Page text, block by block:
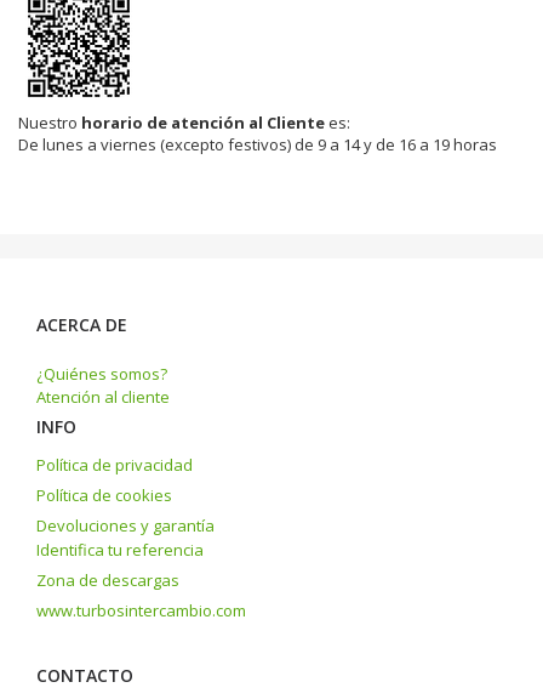
Nuestro horario de atención al Clientees:
De lunes a viernes (excepto festivos) de 9 a 14 y de 16 a 19 horas
ACERCA DE
¿Quiénes somos?
Atención al cliente
INFO
Política de privacidad
Política de cookies
Devoluciones y garantía
Identifica tu referencia
Zona de descargas
www.turbosintercambio.com
CONTACTO